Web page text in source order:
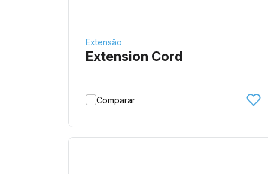
Extensão
Extension Cord
Comparar